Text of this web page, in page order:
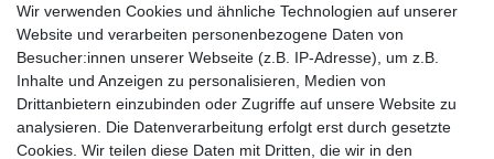
Lebensmittel
Gutscheine
Informationen
Zahlungsarten
Versandkosten
Wir verwenden Cookies und ähnliche Technologien auf unserer
Website und verarbeiten personenbezogene Daten von
Besucher:innen unserer Webseite (z.B. IP-Adresse), um z.B.
Inhalte und Anzeigen zu personalisieren, Medien von
Drittanbietern einzubinden oder Zugriffe auf unsere Website zu
analysieren. Die Datenverarbeitung erfolgt erst durch gesetzte
Cookies. Wir teilen diese Daten mit Dritten, die wir in den